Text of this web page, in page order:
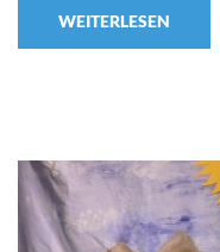
WEITERLESEN